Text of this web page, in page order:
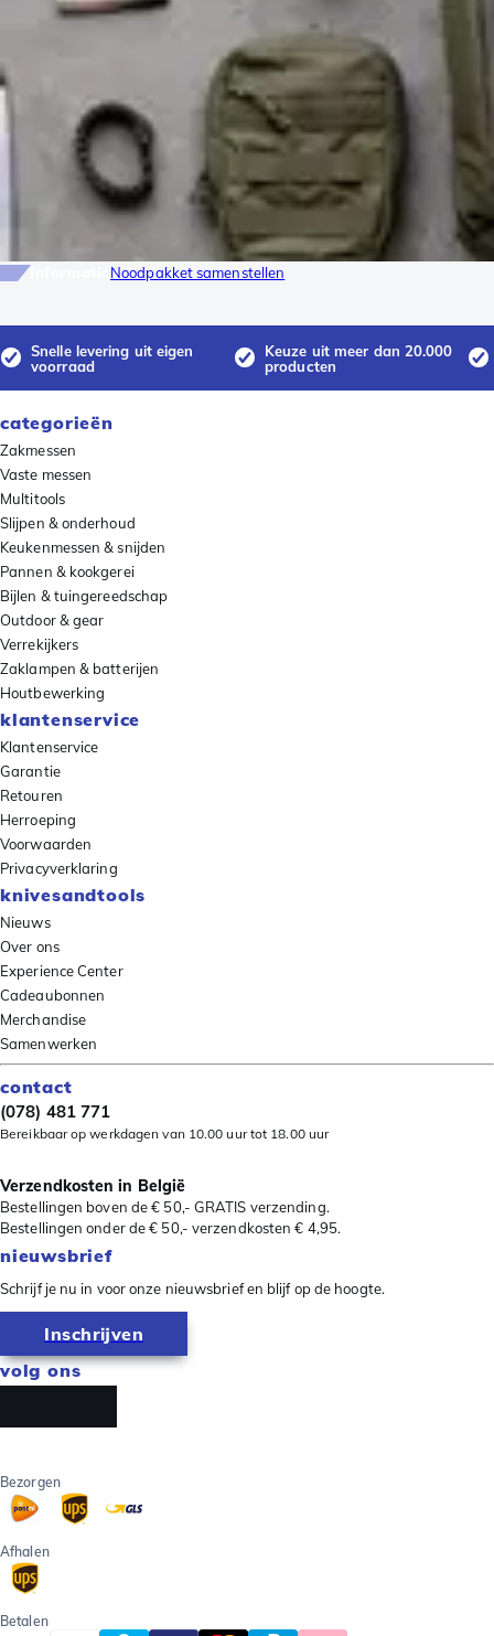
Noodpakket samenstellen
Snelle levering uit eigen
voorraad
Keuze uit meer dan 20.000
producten
categorieën
Zakmessen
Vaste messen
Multitools
Slijpen & onderhoud
Keukenmessen & snijden
Pannen & kookgerei
Bijlen & tuingereedschap
Outdoor & gear
Verrekijkers
Zaklampen & batterijen
Houtbewerking
klantenservice
Klantenservice
Garantie
Retouren
Herroeping
Voorwaarden
Privacyverklaring
knivesandtools
Nieuws
Over ons
Experience Center
Cadeaubonnen
Merchandise
Samenwerken
contact
(078) 481 771
Bereikbaar op werkdagen van 10.00 uur tot 18.00 uur
Verzendkosten in België
Bestellingen boven de € 50,- GRATIS verzending.
Bestellingen onder de € 50,- verzendkosten € 4,95.
nieuwsbrief
Schrijf je nu in voor onze nieuwsbrief en blijf op de hoogte.
Inschrijven
volg ons
Bezorgen
Afhalen
Betalen